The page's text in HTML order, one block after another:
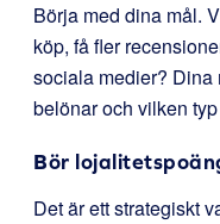
Börja med dina mål.
köp, få fler
sociala medier? Dina
belönar och vilken
Bör
Det är ett strategiskt